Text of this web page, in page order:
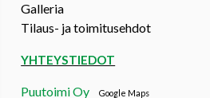
Galleria
Tilaus- ja toimitusehdot
YHTEYSTIEDOT
Puutoimi OyGoogle Maps